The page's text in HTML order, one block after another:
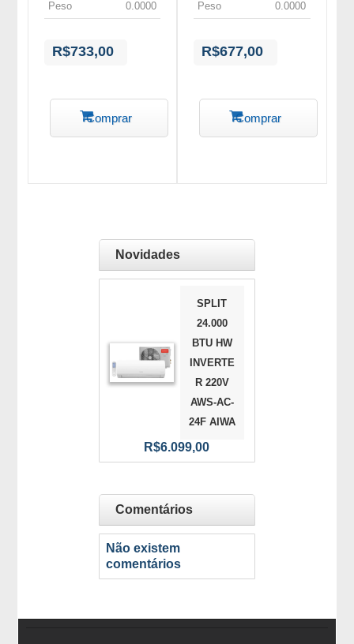
Peso 0.0000
R$733,00
Comprar
Peso 0.0000
R$677,00
Comprar
Novidades
SPLIT
24.000
BTU HW
INVERTE
R 220V
AWS-AC-
24F AIWA
R$6.099,00
Comentários
Não existem
comentários